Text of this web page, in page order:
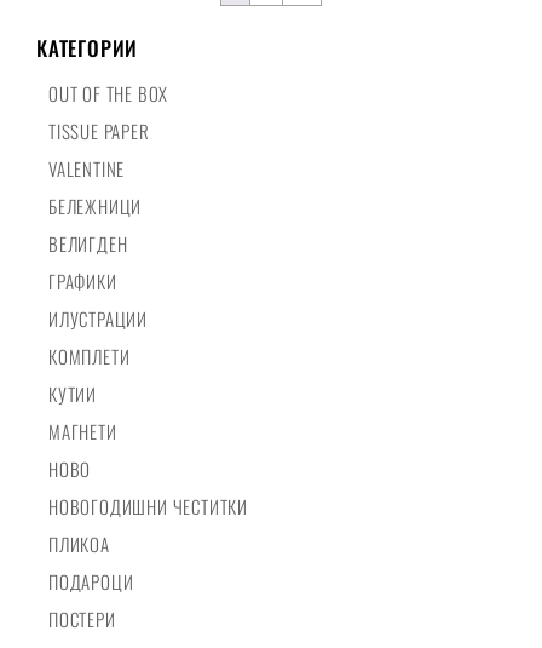
КАТЕГОРИИ
OUT OF THE BOX
TISSUE PAPER
VALENTINE
БЕЛЕЖНИЦИ
ВЕЛИГДЕН
ГРАФИКИ
ИЛУСТРАЦИИ
КОМПЛЕТИ
КУТИИ
МАГНЕТИ
НОВО
НОВОГОДИШНИ ЧЕСТИТКИ
ПЛИКОА
ПОДАРОЦИ
ПОСТЕРИ